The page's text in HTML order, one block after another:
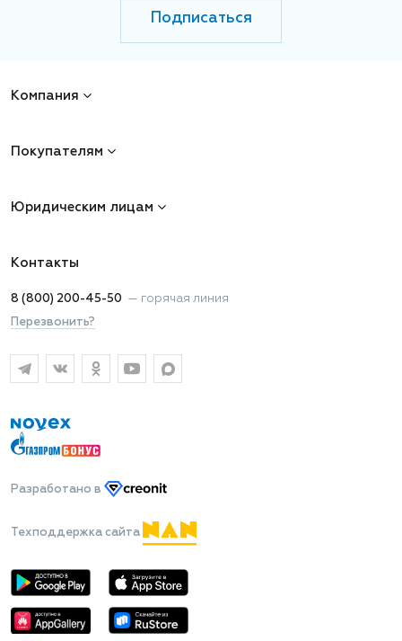
Подписаться
Компания
Покупателям
Юридическим лицам
Контакты
8 (800) 200-45-50 — горячая линия
Перезвонить?
Разработано в
Техподдержка сайта